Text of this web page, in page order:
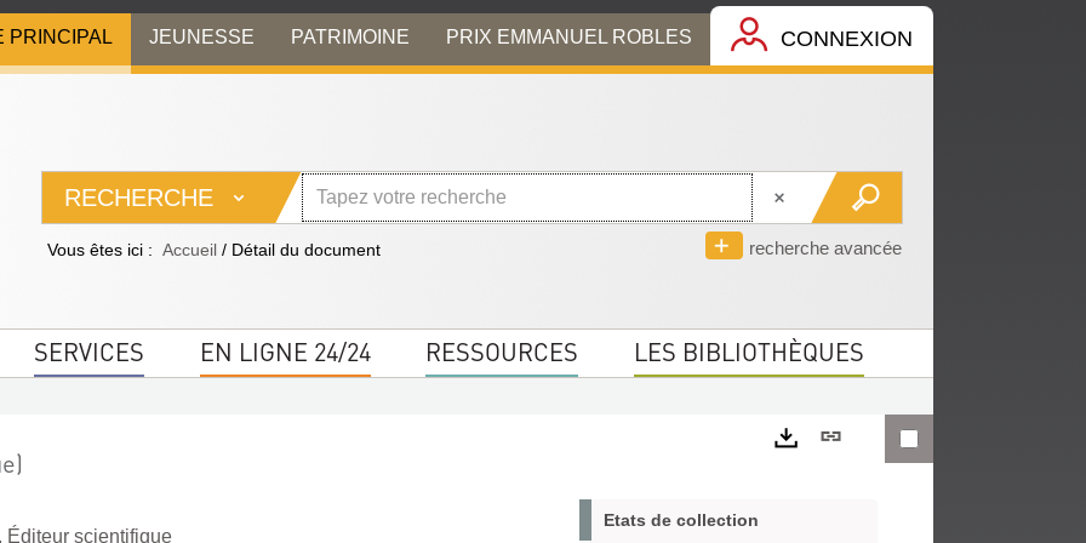
PRINCIPAL JEUNESSE PATRIMOINE PRIX EMMANUEL ROBLES CONNEXION
RECHERCHE
recherche avancée
Vous êtes ici : Accueil / Détail du document
SERVICES EN LIGNE 24/24 RESSOURCES LES BIBLIOTHÈQUES
Éditeur scientifique
Lien
Etats de collection